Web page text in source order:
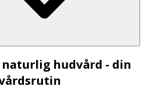
hudvård - din